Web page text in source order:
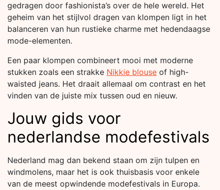
gedragen door fashionista’s over de hele wereld. Het
geheim van het stijlvol dragen van klompen ligt in het
balanceren van hun rustieke charme met hedendaagse
mode-elementen.
Een paar klompen combineert mooi met moderne
stukken zoals een strakke Nikkie blouse of high-
waisted jeans. Het draait allemaal om contrast en het
vinden van de juiste mix tussen oud en nieuw.
Jouw gids voor
nederlandse modefestivals
Nederland mag dan bekend staan om zijn tulpen en
windmolens, maar het is ook thuisbasis voor enkele
van de meest opwindende modefestivals in Europa.